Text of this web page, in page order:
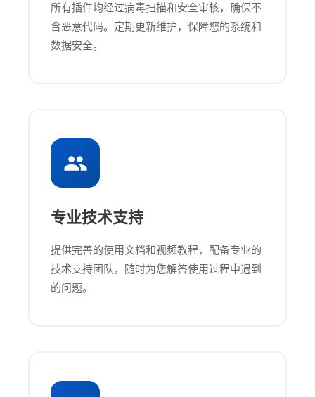
所有插件均经过病毒扫描和安全审核，确保不
含恶意代码。定期更新维护，保障您的系统和
数据安全。
专业技术支持
提供完善的使用文档和视频教程，配备专业的
技术支持团队，随时为您解答使用过程中遇到
的问题。